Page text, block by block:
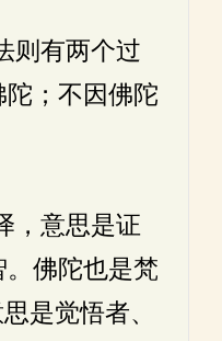
有两个过
；不因佛陀
意思是证
佛陀也是梵
是觉悟者、